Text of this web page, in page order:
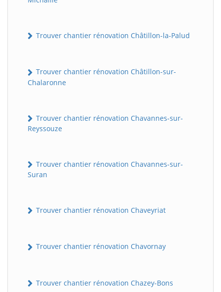
Trouver chantier rénovation Châtillon-la-Palud
Trouver chantier rénovation Châtillon-sur-
Chalaronne
Trouver chantier rénovation Chavannes-sur-
Reyssouze
Trouver chantier rénovation Chavannes-sur-
Suran
Trouver chantier rénovation Chaveyriat
Trouver chantier rénovation Chavornay
Trouver chantier rénovation Chazey-Bons